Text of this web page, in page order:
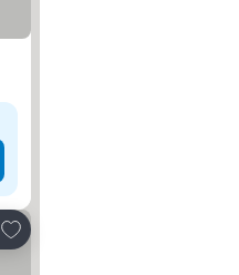
Dodati u favorite